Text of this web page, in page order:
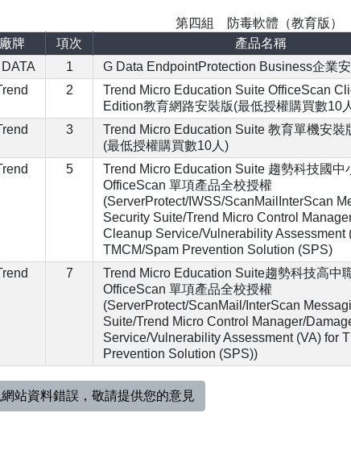
第四組 防毒軟體（教育版）
廠牌 項次 產品名稱
1 G Data EndpointProtection Business企業
2
Trend Micro Education Suite OfficeScan
Edition教育網路安裝版(最低授權購買數10
3
Trend Micro Education Suite 教育單機安裝
(最低授權購買數10人)
5
Trend Micro Education Suite 趨勢科技國中
OfficeScan 單項產品全校授權
(ServerProtect/IWSS/ScanMailInterScan
Security Suite/Trend Micro Control
Cleanup Service/Vulnerability Assessment
TMCM/Spam Prevention Solution (SPS)
7
Trend Micro Education Suite趨勢科技高中
OfficeScan 單項產品全校授權
(ServerProtect/ScanMail/InterScan
Suite/Trend Micro Control Manager/
Service/Vulnerability Assessment (VA) for
Prevention Solution (SPS))
站資料錯誤，敬請提供您的意見